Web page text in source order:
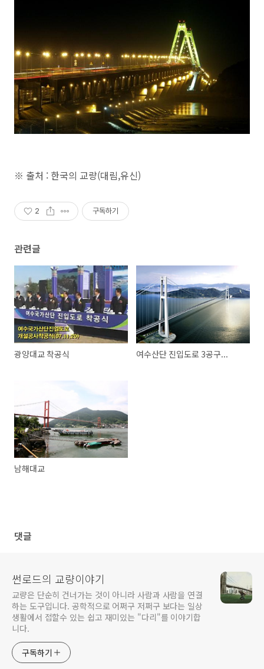
※ 출처 : 한국의 교량(대림,유신)
2 구독하기
관련글
광양대교 착공식 여수산단 진입도로 3공구...
남해대교
댓글
썬로드의 교량이야기
교량은 단순히 건너가는 것이 아니라 사람과 사람을 연결
하는 도구입니다. 공학적으로 어쩌구 저쩌구 보다는 일상
생활에서 접할수 있는 쉽고 재미있는 "다리"를 이야기합
니다.
구독하기